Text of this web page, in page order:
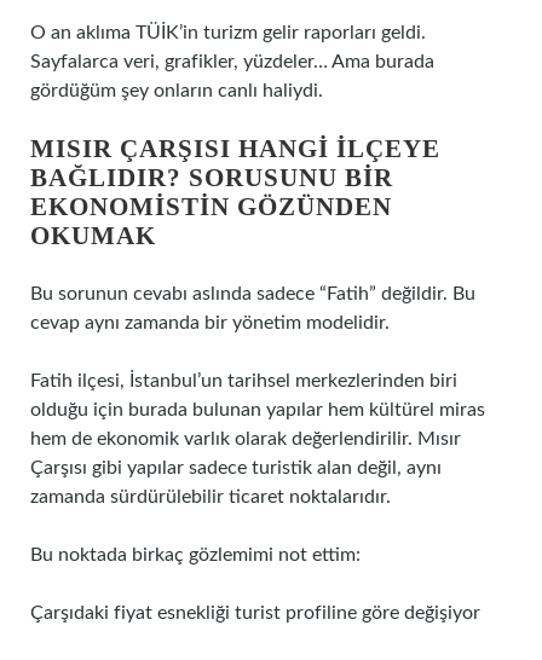
O an aklıma TÜİK’in turizm gelir raporları geldi.
Sayfalarca veri, grafikler, yüzdeler… Ama burada
gördüğüm şey onların canlı haliydi.
MISIR ÇARŞISI HANGI ILÇEYE
BAĞLIDIR? SORUSUNU BIR
EKONOMISTIN GÖZÜNDEN
OKUMAK
Bu sorunun cevabı aslında sadece “Fatih” değildir. Bu
cevap aynı zamanda bir yönetim modelidir.
Fatih ilçesi, İstanbul’un tarihsel merkezlerinden biri
olduğu için burada bulunan yapılar hem kültürel miras
hem de ekonomik varlık olarak değerlendirilir. Mısır
Çarşısı gibi yapılar sadece turistik alan değil, aynı
zamanda sürdürülebilir ticaret noktalarıdır.
Bu noktada birkaç gözlemimi not ettim:
Çarşıdaki fiyat esnekliği turist profiline göre değişiyor